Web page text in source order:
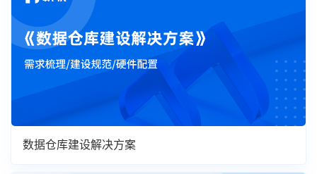
数据仓库建设解决方案